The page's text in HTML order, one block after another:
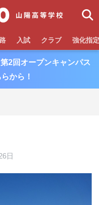
入試 クラブ 強化指
2回オープンキャンパス
から！
日